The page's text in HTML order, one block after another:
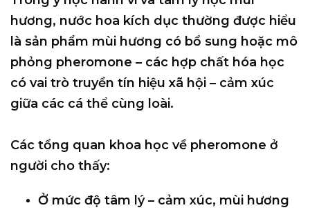
hương, nước hoa kích dục thường được hiểu
là sản phẩm mùi hương có bổ sung hoặc mô
phỏng pheromone – các hợp chất hóa học
có vai trò truyền tín hiệu xã hội – cảm xúc
giữa các cá thể cùng loài.
Các tổng quan khoa học về pheromone ở
người cho thấy:
Ở mức độ tâm lý – cảm xúc, mùi hương